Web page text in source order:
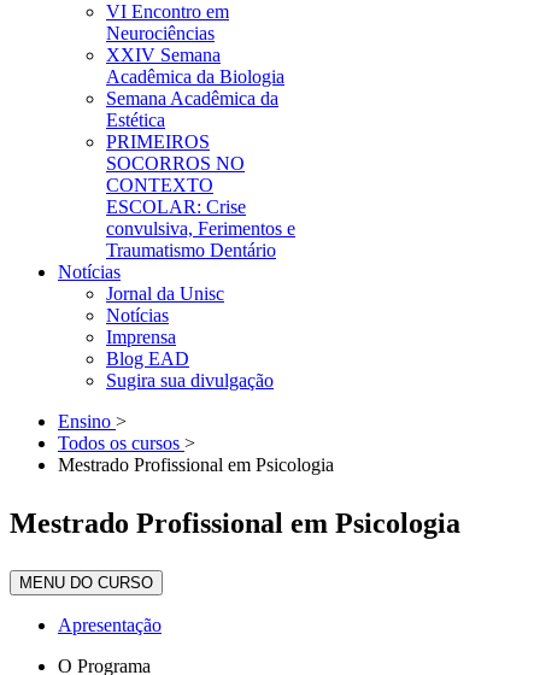
VI Encontro em
Neurociências
XXIV Semana
Acadêmica da Biologia
Semana Acadêmica da
Estética
PRIMEIROS
SOCORROS NO
CONTEXTO
ESCOLAR: Crise
convulsiva, Ferimentos e
Traumatismo Dentário
Notícias
Jornal da Unisc
Notícias
Imprensa
Blog EAD
Sugira sua divulgação
Ensino >
Todos os cursos >
Mestrado Profissional em Psicologia
Mestrado Profissional em Psicologia
MENU DO CURSO
Apresentação
O Programa